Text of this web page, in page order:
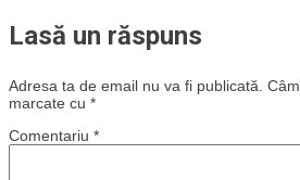
Lasă un răspuns
Adresa ta de email nu va fi publicată.
marcate cu *
Comentariu *